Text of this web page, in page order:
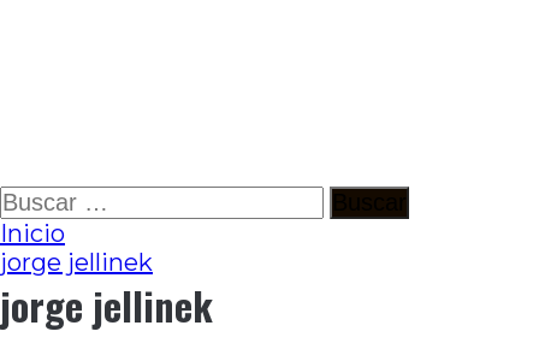
Ir
al
contenido
Buscar:
Inicio
jorge jellinek
jorge jellinek